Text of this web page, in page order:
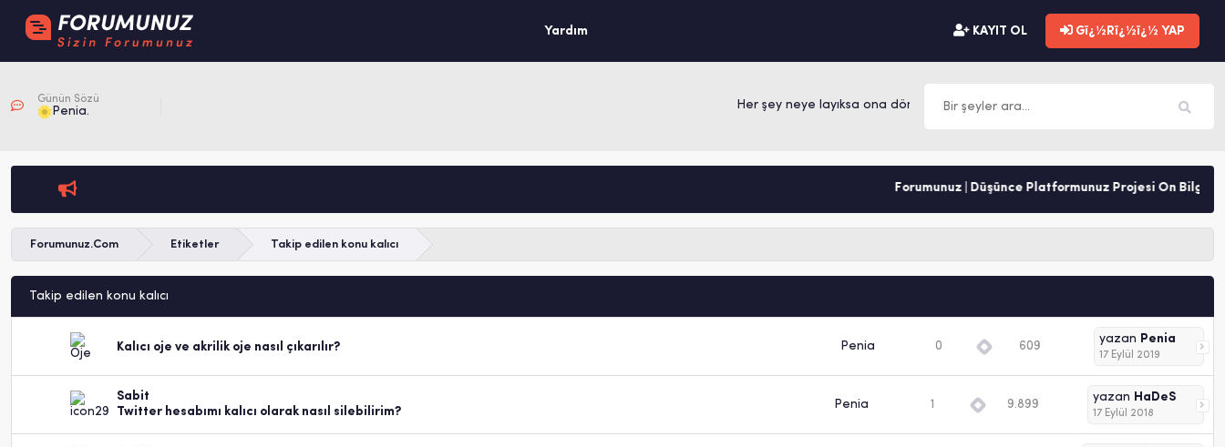
Yardım KAYIT OL Gï¿½Rï¿½ï¿½ YAP
Günün Sözü
Penia.
Her şey neye layıksa ona dönüşür. -Mevlana
Forumunuz | Düşünce Platformunuz Projesi Ön
Forumunuz.Com Etiketler Takip edilen konu kalıcı
Takip edilen konu kalıcı
Kalıcı oje ve akrilik oje nasıl çıkarılır? Penia 0 609
yazan Penia
17 Eylül 2019
Sabit
Twitter hesabımı kalıcı olarak nasıl silebilirim?
Penia 1 9.899
yazan HaDeS
17 Eylül 2018